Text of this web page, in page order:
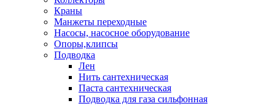
Краны
Манжеты переходные
Насосы, насосное оборудование
Опоры,клипсы
Подводка
Лен
Нить сантехническая
Паста сантехническая
Подводка для газа сильфонная